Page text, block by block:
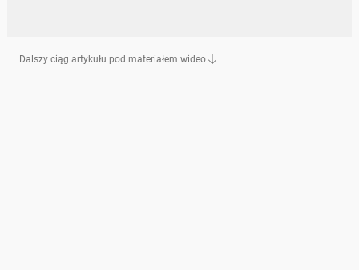
Dalszy ciąg artykułu pod materiałem wideo